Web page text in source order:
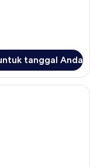
tanggal Anda
1 Tempat Tidur King